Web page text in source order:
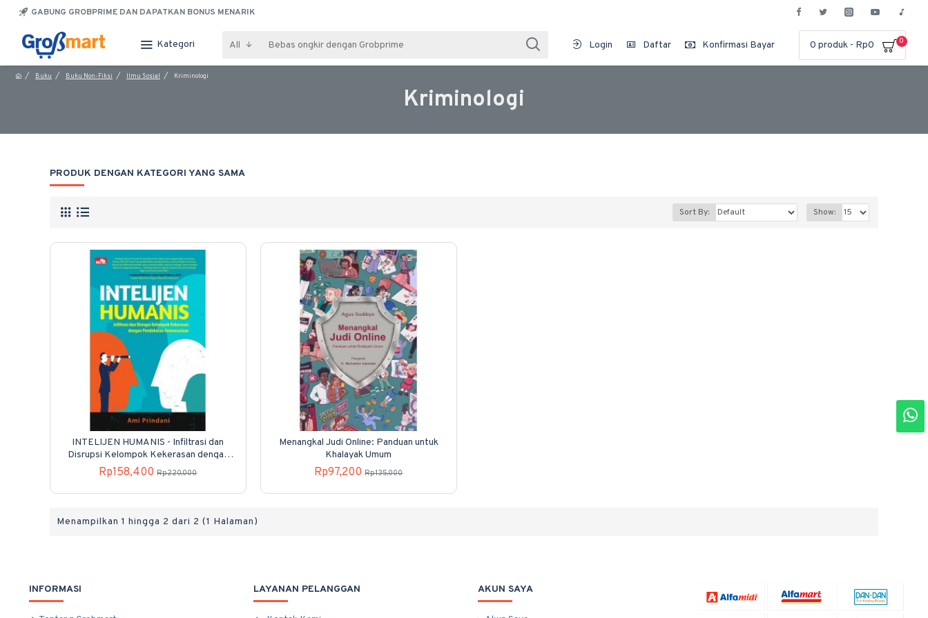
GABUNG GROBPRIME DAN DAPATKAN BONUS MENARIK
Kategori All Login Daftar Konfirmasi Bayar 0 produk - Rp0 0
Buku Buku Non-Fiksi Ilmu Sosial Kriminologi
Kriminologi
PRODUK DENGAN KATEGORI YANG SAMA
Sort By: Show:
INTELIJEN HUMANIS - Infiltrasi dan
Disrupsi Kelompok Kekerasan dengan
Pendekatan Kemanusiaan
Rp158,400 Rp220,000
Menangkal Judi Online: Panduan untuk
Khalayak Umum
Rp97,200 Rp135,000
Menampilkan 1 hingga 2 dari 2 (1 Halaman)
INFORMASI LAYANAN PELANGGAN AKUN SAYA